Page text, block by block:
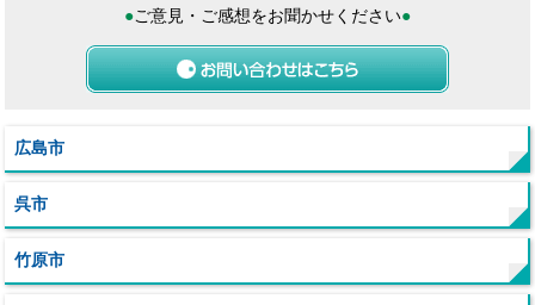
●ご意見・ご感想をお聞かせください●
広島市
呉市
竹原市